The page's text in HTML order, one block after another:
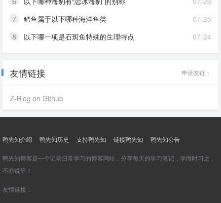
07-25
7
鳕鱼属于以下哪种海洋鱼类
07-24
8 以下哪一项是石斑鱼特殊的生理特点
友情链接 申请友链：
Z-Blog on Github
鸭先知介绍 鸭先知历史 支持鸭先知 链接鸭先知 鸭先知公告
鸭先知博客是一个记录日常学习的博客网站，分享每天的学习笔记，学而时习之，
不亦说乎！
友情链接：